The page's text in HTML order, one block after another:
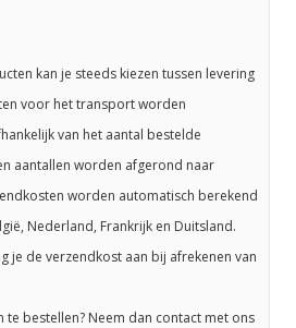
kan je steeds kiezen tussen levering
voor het transport worden
van het aantal bestelde
aantallen worden afgerond naar
worden automatisch berekend
Nederland, Frankrijk en Duitsland.
je de verzendkost aan bij afrekenen van
te bestellen? Neem dan contact met ons